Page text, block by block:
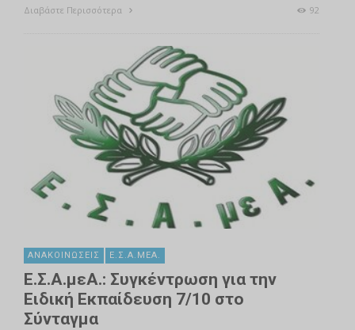
Διαβάστε Περισσότερα 92
ΑΝΑΚΟΙΝΏΣΕΙΣ Ε.Σ.Α.ΜΕΑ.
Ε.Σ.Α.μεΑ.: Συγκέντρωση για την
Ειδική Εκπαίδευση 7/10 στο
Σύνταγμα